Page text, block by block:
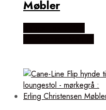
Møbler